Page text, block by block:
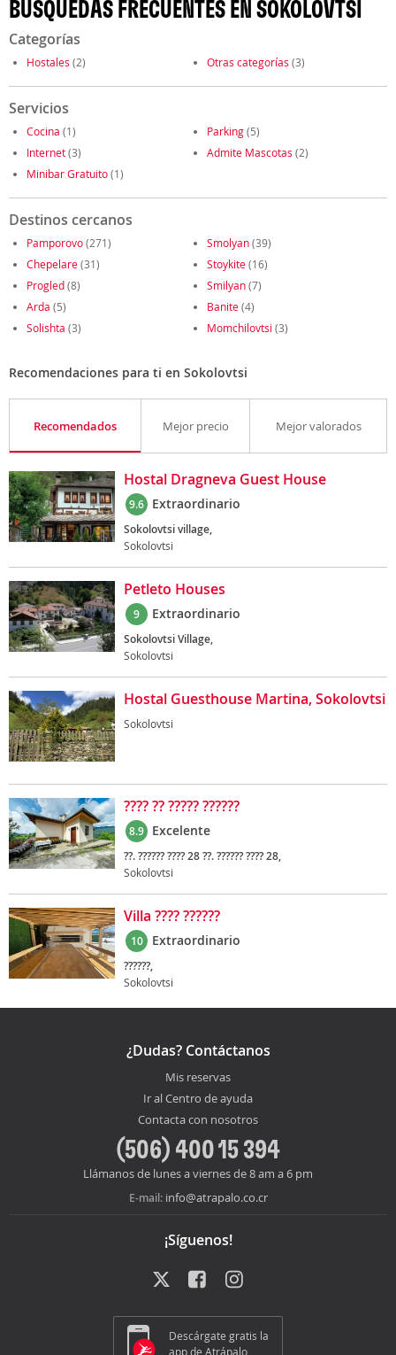
BÚSQUEDAS FRECUENTES EN SOKOLOVTSI
Categorías
Hostales (2) Otras categorías (3)
Servicios
Cocina (1) Parking(5)
Internet(3) Admite Mascotas (2)
Minibar Gratuito(1)
Destinos cercanos
Pamporovo(271) Smolyan(39)
Chepelare(31) Stoykite(16)
Progled(8) Smilyan(7)
Arda (5) Banite(4)
Solishta (3) Momchilovtsi (3)
Recomendaciones para ti en Sokolovtsi
Recomendados Mejor precio Mejor valorados
Hostal Dragneva Guest House
9.6 Extraordinario
Sokolovtsi village,
Sokolovtsi
Petleto Houses
9 Extraordinario
Sokolovtsi Village,
Sokolovtsi
Hostal Guesthouse Martina, Sokolovtsi
Sokolovtsi
???? ?? ????? ??????
8.9 Excelente
??. ?????? ???? 28 ??. ?????? ???? 28,
Sokolovtsi
Villa ???? ??????
10 Extraordinario
??????,
Sokolovtsi
¿Dudas? Contáctanos
Mis reservas
Ir al Centro de ayuda
Contacta con nosotros
(506) 400 15 394
Llámanos de lunes a viernes de 8 am a 6 pm
E-mail: info@atrapalo.co.cr
¡Síguenos!
Descárgate gratis la
app de Atrápalo